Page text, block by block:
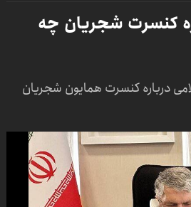
کنسرت شجریان چه
درباره کنسرت همایون شجریان